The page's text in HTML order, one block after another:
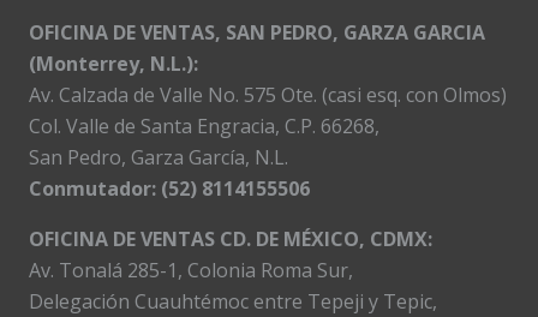
OFICINA DE VENTAS, SAN PEDRO, GARZA GARCIA
(Monterrey, N.L.):
Av. Calzada de Valle No. 575 Ote. (casi esq. con Olmos)
Col. Valle de Santa Engracia, C.P. 66268,
San Pedro, Garza García, N.L.
Conmutador: (52) 8114155506
OFICINA DE VENTAS CD. DE MÉXICO, CDMX:
Av. Tonalá 285-1, Colonia Roma Sur,
Delegación Cuauhtémoc entre Tepeji y Tepic,